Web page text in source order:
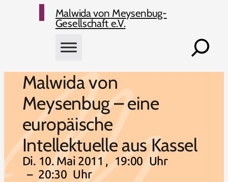
Zum Hauptmenü springen
Zum Hauptmenü springen
Zum Inhalt springen
Zum Fußbereich springen
Malwida von Meysenbug-
Gesellschaft e.V.
Malwida von
Meysenbug – eine
europäische
Intellektuelle aus Kassel
Di. 10. Mai 2011 , 19:00 Uhr
– 20:30 Uhr